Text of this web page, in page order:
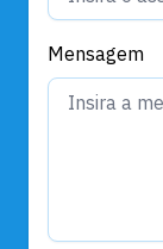
Mensagem